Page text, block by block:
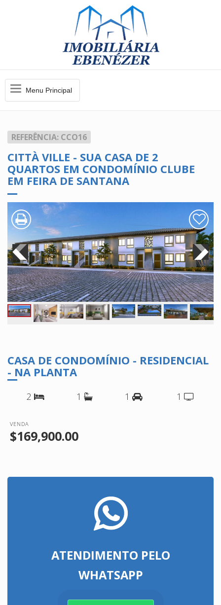
MenuMenu Principal
REFERÊNCIA: CCO16
CITTÀ VILLE - SUA CASA DE 2
QUARTOS EM CONDOMÍNIO CLUBE
EM FEIRA DE SANTANA
CASA DE CONDOMÍNIO - RESIDENCIAL
- NA PLANTA
2 1 1 1
VENDA
$169,900.00
ATENDIMENTO PELO
WHATSAPP